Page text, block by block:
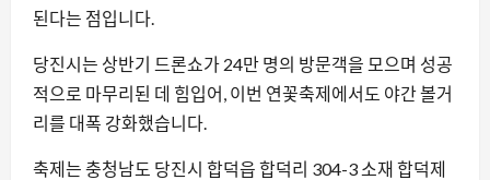
된다는 점입니다.
당진시는 상반기 드론쇼가 24만 명의 방문객을 모으며 성공
적으로 마무리된 데 힘입어, 이번 연꽃축제에서도 야간 볼거
리를 대폭 강화했습니다.
축제는 충청남도 당진시 합덕읍 합덕리 304-3 소재 합덕제